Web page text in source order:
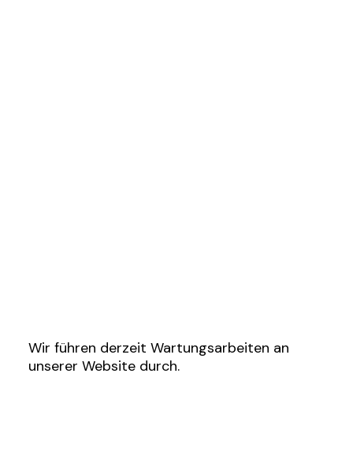
Wir führen derzeit Wartungsarbeiten an
unserer Website durch.